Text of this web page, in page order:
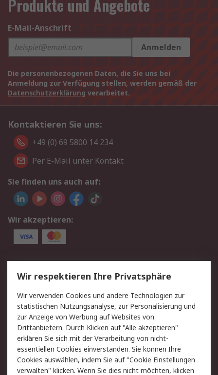
Produkte und Angebote
E-Mail-Anschrift
Anmelden
Die personenbezogenen Daten, die Sie uns bei
Anmeldung zur Verfügung stellen, werden gemäß der
Datenschutzerklärung verarbeitet.
Kontaktieren Sie uns:
+49 (0) 69 5800 14 234
Per E-Mail unter Kontakt
Sie finden uns auch auf:
Wir akzeptieren:
Service
Value Added Services
Lieferlösungen
Rücksendungen
Kontakt
Hilfe
Privatkunden
Rechtliches
AGB
Datenschutz
Cookie-Richtlinie
Zahlungsbedingungen
Wir respektieren Ihre Privatsphäre
Wir verwenden Cookies und andere Technologien zur
statistischen Nutzungsanalyse, zur Personalisierung und
zur Anzeige von Werbung auf Websites von
Drittanbietern. Durch Klicken auf "Alle akzeptieren"
erklären Sie sich mit der Verarbeitung von nicht-
essentiellen Cookies einverstanden. Sie können Ihre
Cookies auswählen, indem Sie auf "Cookie Einstellungen
verwalten" klicken. Wenn Sie dies nicht möchten, klicken